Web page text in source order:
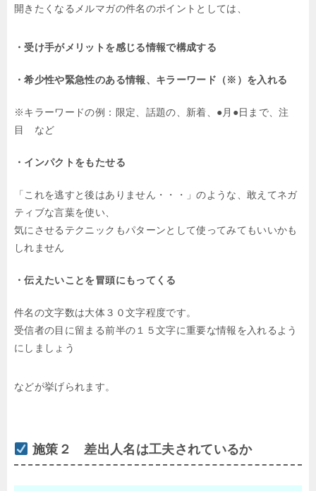
開きたくなるメルマガの件名のポイントとしては、
・受け手がメリットを感じる情報で構成する
・希少性や緊急性のある情報、キラーワード（※）を入れる
※キラーワードの例：限定、話題の、新着、●月●日まで、注
目 など
・インパクトをもたせる
「これを逃すと後はありません・・・」のような、敢えてネガ
ティブな言葉を使い、
気にさせるテクニックもパターンとして使ってみてもいいかも
しれません
・伝えたいことを冒頭にもってくる
件名の文字数は大体３０文字程度です。
受信者の目に留まる前半の１５文字に重要な情報を入れるよう
にしましょう
などが挙げられます。
施策２ 差出人名は工夫されているか